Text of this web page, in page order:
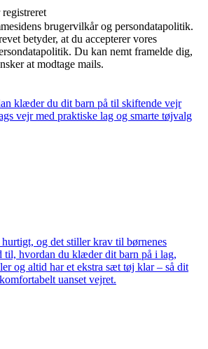
brugervilkår og persondatapolitik.
betyder, at du accepterer vores
Du kan nemt framelde dig,
at modtage mails.
klæder du dit barn på til skiftende vejr
vejr med praktiske lag og smarte tøjvalg
og det stiller krav til børnenes
til, hvordan du klæder dit barn på i lag,
og altid har et ekstra sæt tøj klar – så dit
uanset vejret.